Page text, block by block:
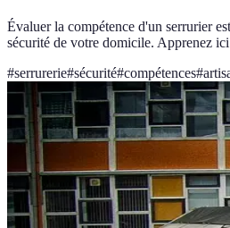
Évaluer la compétence d'un serrurier
sécurité de votre domicile. Apprenez ici
#serrurerie#sécurité#compétences#